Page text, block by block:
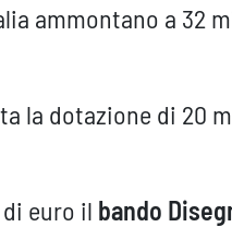
ammontano a 32
la dotazione di 20
euro il bando